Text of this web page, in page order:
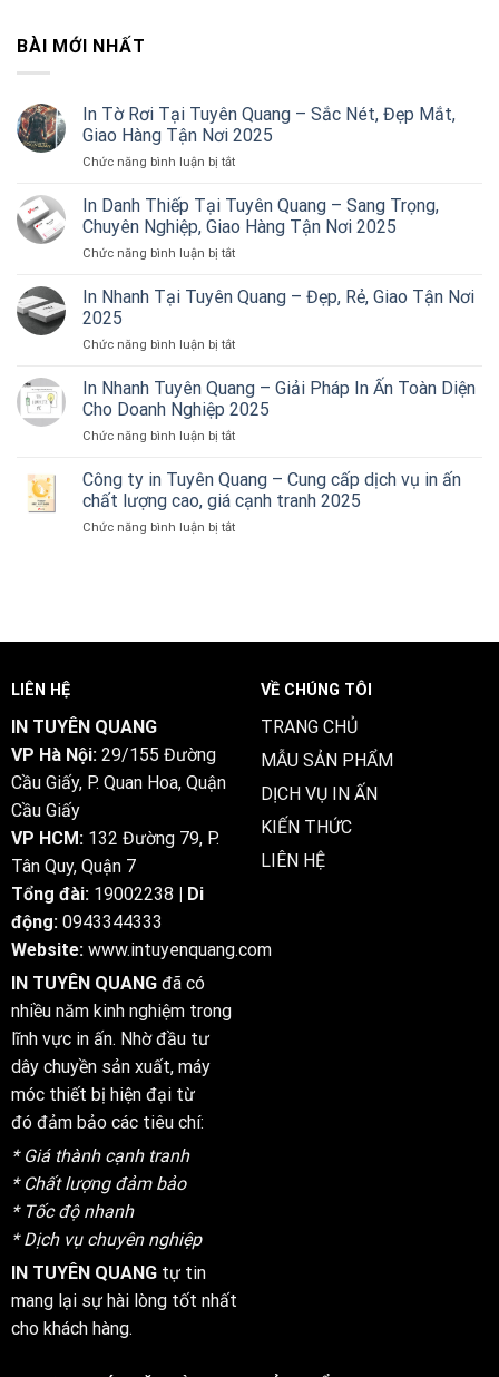
BÀI MỚI NHẤT
In Tờ Rơi Tại Tuyên Quang – Sắc Nét, Đẹp Mắt,
Giao Hàng Tận Nơi 2025
Chức năng bình luận bị tắtở
Tờ
Rơi
Tại
Tuyên
–
Đẹp
Giao
Hàng
In Danh Thiếp Tại Tuyên Quang – Sang Trọng,
Chuyên Nghiệp, Giao Hàng Tận Nơi 2025
Chức năng bình luận bị tắtở
Danh
Thiếp
Tuyên
–
Sang
Chuyên
Giao
Hàng
In Nhanh Tại Tuyên Quang – Đẹp, Rẻ, Giao Tận Nơi
2025
Chức năng bình luận bị tắtở
Nhanh
Tại
Tuyên
Quang
Đẹp,
Rẻ,
Giao
Tận
In Nhanh Tuyên Quang – Giải Pháp In Ấn Toàn Diện
Cho Doanh Nghiệp 2025
Chức năng bình luận bị tắtở
Nhanh
Tuyên
Quang
–
Diện
Doanh
Công ty in Tuyên Quang – Cung cấp dịch vụ in ấn
chất lượng cao, giá cạnh tranh 2025
Chức năng bình luận bị tắtở
–
lượng
tranh
LIÊN HỆ
IN TUYÊN QUANG
VP Hà Nội: 29/155 Đường
Cầu Giấy, P. Quan Hoa, Quận
Cầu Giấy
VP HCM: 132 Đường 79, P.
Tân Quy, Quận 7
Tổng đài: 19002238 | Di
động: 0943344333
Website: www.intuyenquang.com
IN TUYÊN QUANG đã có
nhiều năm kinh nghiệm trong
lĩnh vực in ấn. Nhờ đầu tư
dây chuyền sản xuất, máy
móc thiết bị hiện đại từ
đó đảm bảo các tiêu chí:
* Giá thành cạnh tranh
* Chất lượng đảm bảo
* Tốc độ nhanh
* Dịch vụ chuyên nghiệp
IN TUYÊN QUANG tự tin
mang lại sự hài lòng tốt nhất
cho khách hàng.
VỀ CHÚNG TÔI
TRANG CHỦ
MẪU SẢN PHẨM
DỊCH VỤ IN ẤN
KIẾN THỨC
LIÊN HỆ